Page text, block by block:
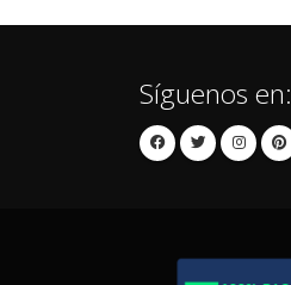
Síguenos en: